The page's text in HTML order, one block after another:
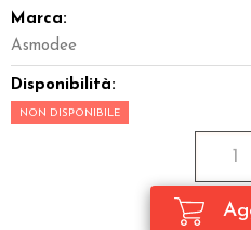
Marca:
Asmodee
Disponibilità:
NON DISPONIBILE